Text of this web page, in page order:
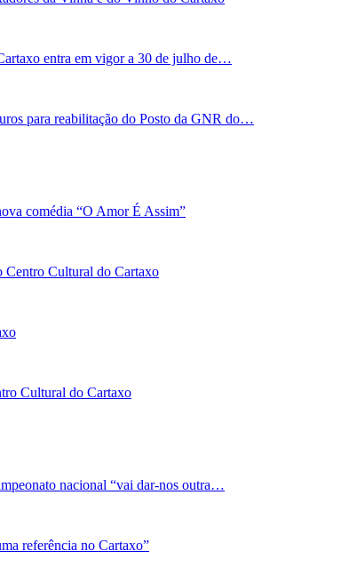
entra em vigor a 30 de julho de…
para reabilitação do Posto da GNR do…
comédia “O Amor É Assim”
Centro Cultural do Cartaxo
Cultural do Cartaxo
nacional “vai dar-nos outra…
referência no Cartaxo”